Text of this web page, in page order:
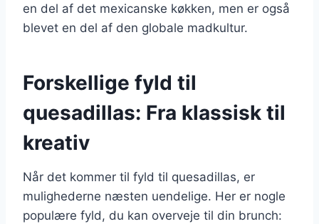
en del af det mexicanske køkken, men er også
blevet en del af den globale madkultur.
Forskellige fyld til
quesadillas: Fra klassisk til
kreativ
Når det kommer til fyld til quesadillas, er
mulighederne næsten uendelige. Her er nogle
populære fyld, du kan overveje til din brunch: